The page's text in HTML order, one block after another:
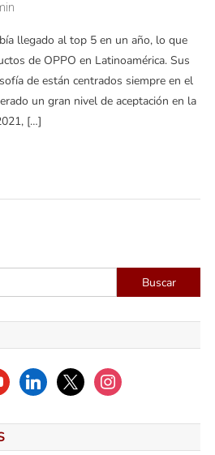
llegado al top 5 en un año, lo que
de OPPO en Latinoamérica. Sus
de están centrados siempre en el
un gran nivel de aceptación en la
[…]
Buscar:
linkedinx instagram